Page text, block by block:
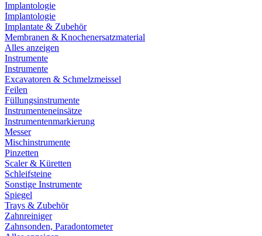
Implantologie
Implantologie
Implantate & Zubehör
Membranen & Knochenersatzmaterial
Alles anzeigen
Instrumente
Instrumente
Excavatoren & Schmelzmeissel
Feilen
Füllungsinstrumente
Instrumenteneinsätze
Instrumentenmarkierung
Messer
Mischinstrumente
Pinzetten
Scaler & Küretten
Schleifsteine
Sonstige Instrumente
Spiegel
Trays & Zubehör
Zahnreiniger
Zahnsonden, Paradontometer